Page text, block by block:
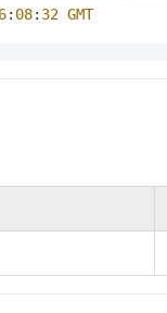
: 08: 32 GMT